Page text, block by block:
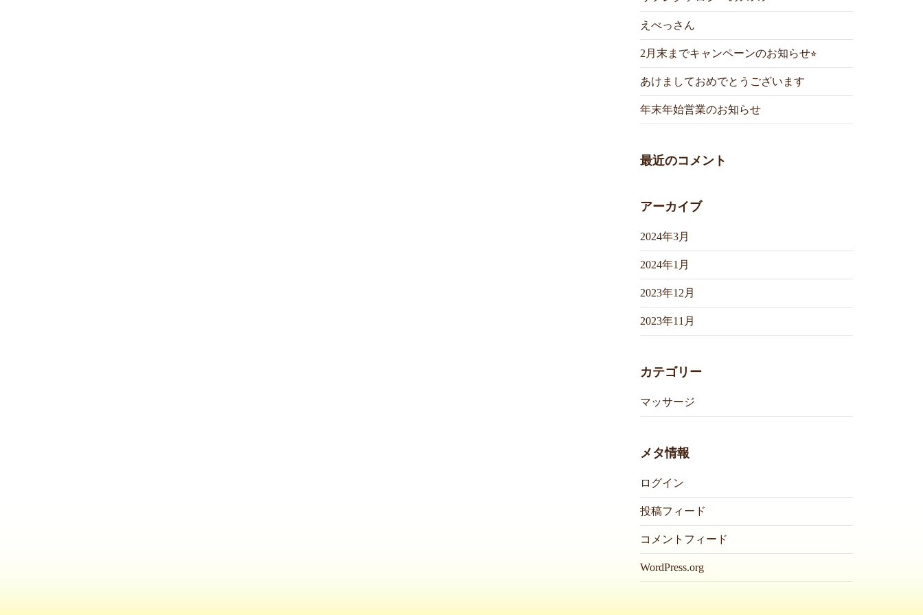
えべっさん
2月末までキャンペーンのお知らせ⭐︎
あけましておめでとうございます
年末年始営業のお知らせ
最近のコメント
アーカイブ
2024年3月
2024年1月
2023年12月
2023年11月
カテゴリー
マッサージ
メタ情報
ログイン
投稿フィード
コメントフィード
WordPress.org